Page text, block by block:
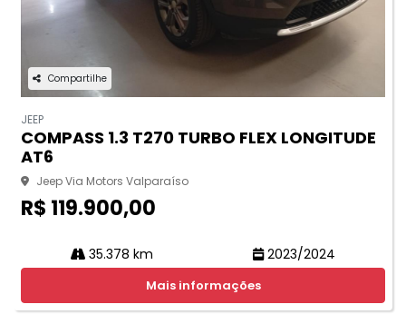
Compartilhe
JEEP
COMPASS 1.3 T270 TURBO FLEX LONGITUDE
AT6
Jeep Via Motors Valparaíso
R$ 119.900,00
35.378 km 2023/2024
Mais informações